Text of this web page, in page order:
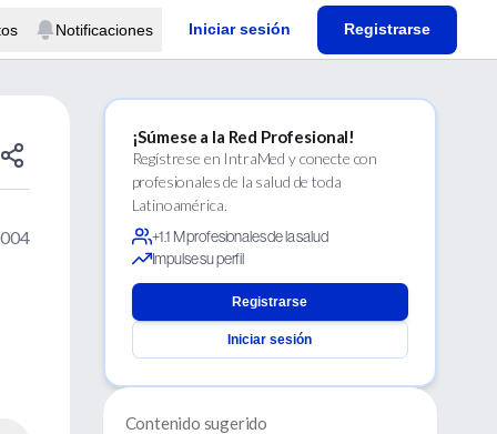
Notificaciones Iniciar sesión Registrarse
¡Súmese a la Red Profesional!
Regístrese en IntraMed y conecte con
profesionales de la salud de toda
Latinoamérica.
+1.1 M profesionales de la salud
Impulse su perfil
Registrarse
Iniciar sesión
Contenido sugerido